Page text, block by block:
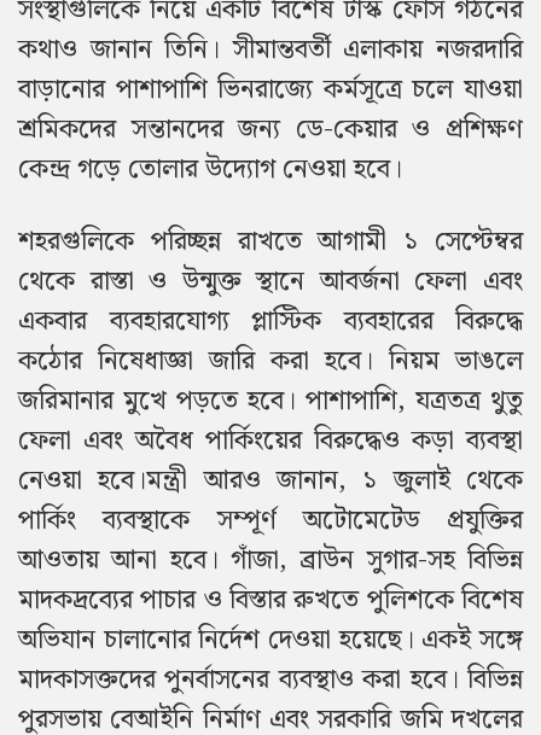
সংস্থাগুলিকে নিয়ে একটি বিশেষ টাস্ক ফোর্স গঠনের
কথাও জানান তিনি। সীমান্তবর্তী এলাকায় নজরদারি
বাড়ানোর পাশাপাশি ভিনরাজ্যে কর্মসূত্রে চলে যাওয়া
শ্রমিকদের সন্তানদের জন্য ডে-কেয়ার ও প্রশিক্ষণ
কেন্দ্র গড়ে তোলার উদ্যোগ নেওয়া হবে।
শহরগুলিকে পরিচ্ছন্ন রাখতে আগামী ১ সেপ্টেম্বর
থেকে রাস্তা ও উন্মুক্ত স্থানে আবর্জনা ফেলা এবং
একবার ব্যবহারযোগ্য প্লাস্টিক ব্যবহারের বিরুদ্ধে
কঠোর নিষেধাজ্ঞা জারি করা হবে। নিয়ম ভাঙলে
জরিমানার মুখে পড়তে হবে। পাশাপাশি, যত্রতত্র থুতু
ফেলা এবং অবৈধ পার্কিংয়ের বিরুদ্ধেও কড়া ব্যবস্থা
নেওয়া হবে।মন্ত্রী আরও জানান, ১ জুলাই থেকে
পার্কিং ব্যবস্থাকে সম্পূর্ণ অটোমেটেড প্রযুক্তির
আওতায় আনা হবে। গাঁজা, ব্রাউন সুগার-সহ বিভিন্ন
মাদকদ্রব্যের পাচার ও বিস্তার রুখতে পুলিশকে বিশেষ
অভিযান চালানোর নির্দেশ দেওয়া হয়েছে। একই সঙ্গে
মাদকাসক্তদের পুনর্বাসনের ব্যবস্থাও করা হবে। বিভিন্ন
পুরসভায় বেআইনি নির্মাণ এবং সরকারি জমি দখলের